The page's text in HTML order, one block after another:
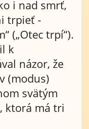
i nad smrť,
trpieť -
(„Otec trpí“).
k
názor, že
(modus)
svätým
ktorá má tri